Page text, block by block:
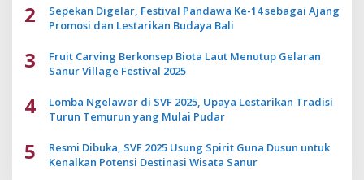
2
Sepekan Digelar, Festival Pandawa Ke-14 sebagai Ajang
Promosi dan Lestarikan Budaya Bali
3
Fruit Carving Berkonsep Biota Laut Menutup Gelaran
Sanur Village Festival 2025
4
Lomba Ngelawar di SVF 2025, Upaya Lestarikan Tradisi
Turun Temurun yang Mulai Pudar
5
Resmi Dibuka, SVF 2025 Usung Spirit Guna Dusun untuk
Kenalkan Potensi Destinasi Wisata Sanur